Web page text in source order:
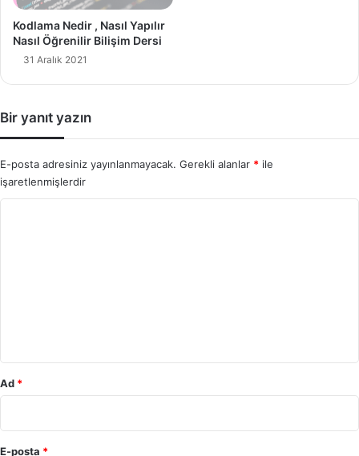
Kodlama Nedir , Nasıl Yapılır
Nasıl Öğrenilir Bilişim Dersi
31 Aralık 2021
Bir yanıt yazın
E-posta adresiniz yayınlanmayacak. Gerekli alanlar * ile
işaretlenmişlerdir
Ad *
E-posta *